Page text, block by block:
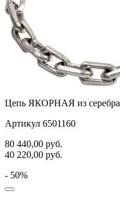
Цепь ЯКОРНАЯ из серебра
Артикул 6501160
80 440,00 руб.
40 220,00 руб.
- 50%